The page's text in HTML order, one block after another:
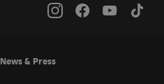
News & Press